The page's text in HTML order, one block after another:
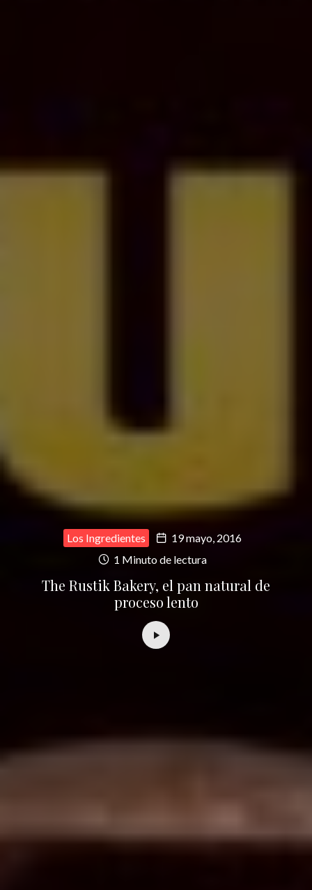
Los Ingredientes
19 mayo, 2016
1 Minuto de lectura
The Rustik Bakery, el pan natural de
proceso lento